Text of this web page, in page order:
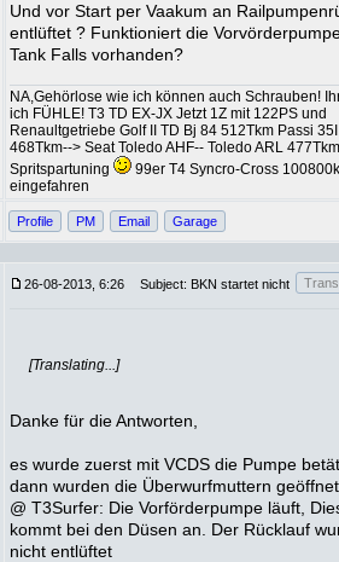
Und vor Start per Vaakum an
entlüftet ? Funktioniert die
Tank Falls vorhanden?
NA,Gehörlose wie ich können auch Schrauben!
ich FÜHLE! T3 TD EX-JX Jetzt 1Z mit 122PS und
Renaultgetriebe Golf II TD Bj 84 512Tkm Passi
468Tkm--> Seat Toledo AHF-- Toledo ARL
Spritspartuning
99er T4 Syncro-Cross
eingefahren
Profile PM Email Garage
26-08-2013, 6:26 Subject: BKN startet nicht
[Translating...]
Danke für die Antworten,
es wurde zuerst mit VCDS die Pumpe
dann wurden die Überwurfmuttern
@ T3Surfer: Die Vorförderpumpe läuft,
kommt bei den Düsen an. Der Rücklauf
nicht entlüftet